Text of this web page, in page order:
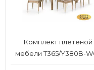
Комплект плетеной
мебели T365/Y380B-